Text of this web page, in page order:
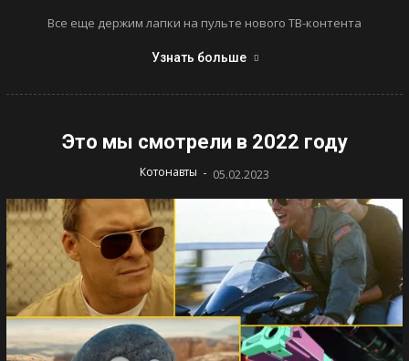
Все еще держим лапки на пульте нового ТВ-контента
Узнать больше
Это мы смотрели в 2022 году
Котонавты - 05.02.2023